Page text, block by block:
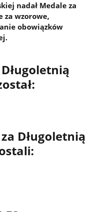
nadał Medale za
za wzorowe,
obowiązków
Długoletnią